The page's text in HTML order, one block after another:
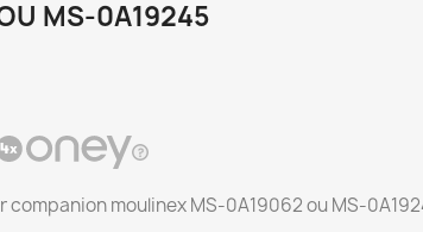
MS-0A19245
companion moulinex MS-0A19062 ou MS-